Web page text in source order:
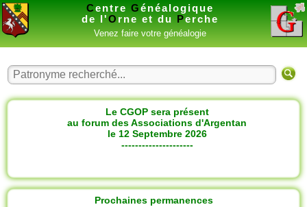
Centre Généalogique
de l'O rne et du Perche
Venez faire votre généalogie
Le CGOP sera présent
au forum des Associations d'Argentan
le 12 Septembre 2026
---------------------
Prochaines permanences